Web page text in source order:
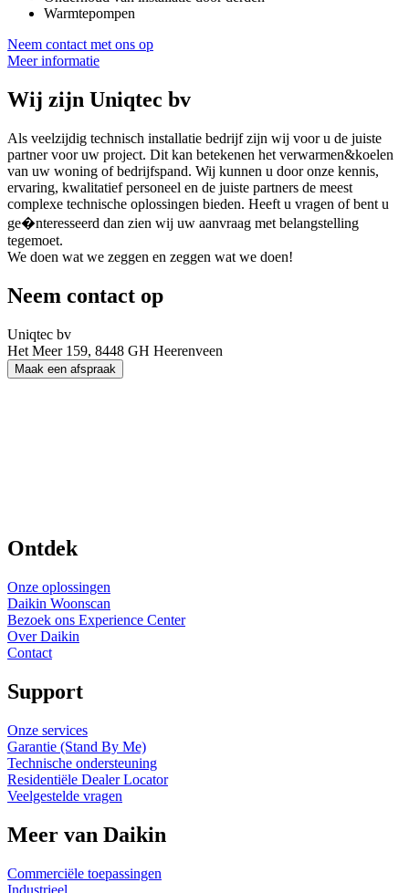
Warmtepompen
Neem contact met ons op
Meer informatie
Wij zijn Uniqtec bv
Als veelzijdig technisch installatie bedrijf zijn wij voor u de juiste
partner voor uw project. Dit kan betekenen het verwarmen&koelen
van uw woning of bedrijfspand. Wij kunnen u door onze kennis,
ervaring, kwalitatief personeel en de juiste partners de meest
complexe technische oplossingen bieden. Heeft u vragen of bent u
ge�nteresseerd dan zien wij uw aanvraag met belangstelling
tegemoet.
We doen wat we zeggen en zeggen wat we doen!
Neem contact op
Uniqtec bv
Het Meer 159, 8448 GH Heerenveen
Maak een afspraak
Ontdek
Onze oplossingen
Daikin Woonscan
Bezoek ons Experience Center
Over Daikin
Contact
Support
Onze services
Garantie (Stand By Me)
Technische ondersteuning
Residentiële Dealer Locator
Veelgestelde vragen
Meer van Daikin
Commerciële toepassingen
Industrieel